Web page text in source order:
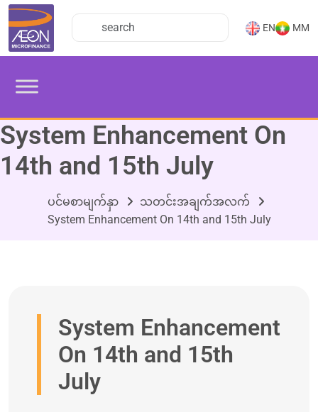
EN MM
System Enhancement On
14th and 15th July
ပင်မစာမျက်နှာ
သတင်းအချက်အလက်
System Enhancement On 14th and 15th July
System Enhancement
On 14th and 15th
July